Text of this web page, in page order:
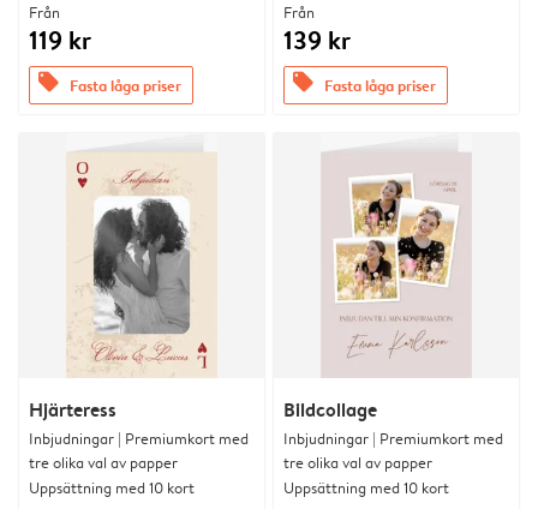
Från
119 kr
offers Fasta låga priser
Från
139 kr
offers Fasta låga priser
Hjärteress
Inbjudningar | Premiumkort med
tre olika val av papper
Uppsättning med 10 kort
Bildcollage
Inbjudningar | Premiumkort med
tre olika val av papper
Uppsättning med 10 kort